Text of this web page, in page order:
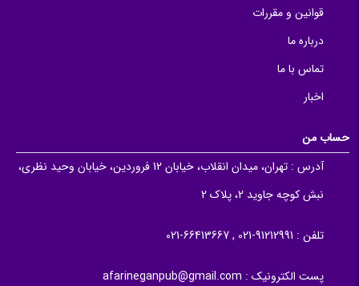
قوانین و مقررات
درباره ما
تماس با ما
اخبار
حساب من
آدرس :
تهران، میدان انقلاب، خیابان 12 فروردین، خیابان وحید نظری،
نبش کوچه جاوید 2، پلاک 2
تلفن : 91212991-021 , 66413667-021
پست الکترونیک : afarineganpub@gmail.com